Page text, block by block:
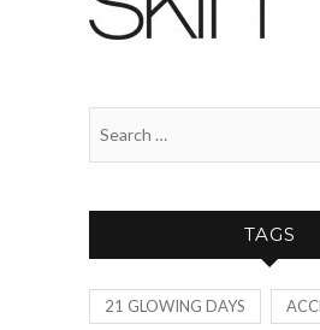
TAGS
21 GLOWING DAYS